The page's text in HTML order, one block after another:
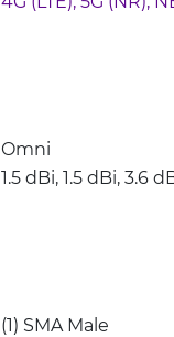
Omni
1.5 dBi, 1.5 dBi, 3.6
(1) SMA Male